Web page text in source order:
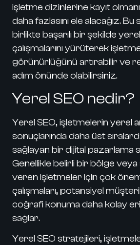
işletme dizinlerine kayıt
daha fazlasını ele alacağız.
birlikte başarılı bir şekilde
çalışmalarını yürüterek
görünürlüğünü artırabilir ve
adım önünde olabilirsiniz.
Yerel SEO nedir?
Yerel SEO, işletmelerin yerel
sonuçlarında daha üst
sağlayan bir dijital pazarlama
Genellikle belirli bir bölge
veren işletmeler için çok
çalışmaları, potansiyel
coğrafi konuma daha kolay
sağlar.
Yerel SEO stratejileri,